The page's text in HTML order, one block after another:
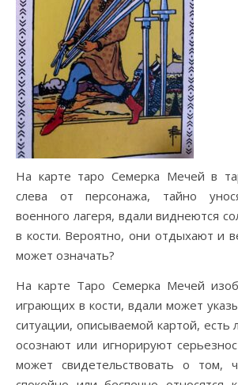
На карте таро Семерка Мечей в
слева от персонажа, тайно
военного лагеря, вдали виднеются
в кости. Вероятно, они отдыхают и
может означать?
На карте Таро Семерка Мечей
играющих в кости, вдали может
ситуации, описываемой картой,
осознают или игнорируют
может свидетельствовать о том,